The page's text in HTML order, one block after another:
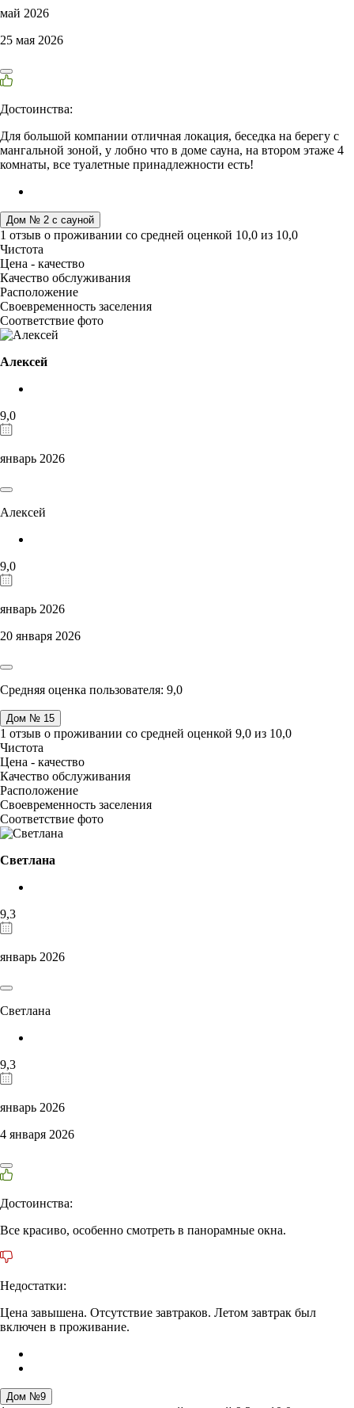
май 2026
25 мая 2026
Достоинства:
Для большой компании отличная локация, беседка на берегу с
мангальной зоной, у лобно что в доме сауна, на втором этаже 4
комнаты, все туалетные принадлежности есть!
Дом № 2 с сауной
1 отзыв о проживании со средней оценкой 10,0 из 10,0
Чистота
Цена - качество
Качество обслуживания
Расположение
Своевременность заселения
Соответствие фото
Алексей
9,0
январь 2026
Алексей
9,0
январь 2026
20 января 2026
Средняя оценка пользователя: 9,0
Дом № 15
1 отзыв о проживании со средней оценкой 9,0 из 10,0
Чистота
Цена - качество
Качество обслуживания
Расположение
Своевременность заселения
Соответствие фото
Светлана
9,3
январь 2026
Светлана
9,3
январь 2026
4 января 2026
Достоинства:
Все красиво, особенно смотреть в панорамные окна.
Недостатки:
Цена завышена. Отсутствие завтраков. Летом завтрак был
включен в проживание.
Дом №9